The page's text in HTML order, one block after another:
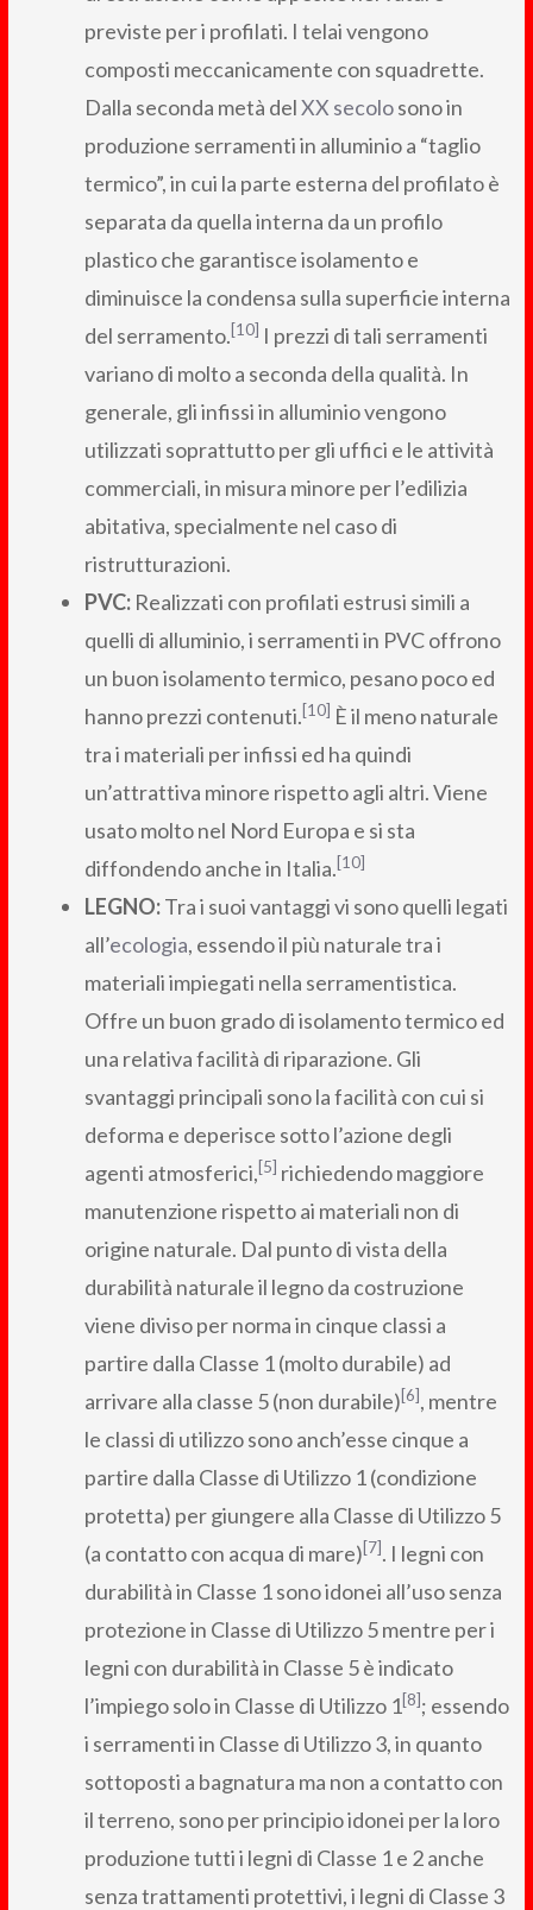
previste per i profilati. I telai vengono
composti meccanicamente con squadrette.
Dalla seconda metà delXX secolosono in
produzione serramenti in alluminio a “taglio
termico”, in cui la parte esterna del profilato è
separata da quella interna da un profilo
plastico che garantisce isolamento e
diminuisce la condensa sulla superficie interna
del serramento.[10] I prezzi di tali serramenti
variano di molto a seconda della qualità. In
generale, gli infissi in alluminio vengono
utilizzati soprattutto per gli uffici e le attività
commerciali, in misura minore per l’edilizia
abitativa, specialmente nel caso di
ristrutturazioni.
PVC: Realizzati con profilati estrusi simili a
quelli di alluminio, i serramenti in PVC offrono
un buon isolamento termico, pesano poco ed
hanno prezzi contenuti.[10] È il meno naturale
tra i materiali per infissi ed ha quindi
un’attrattiva minore rispetto agli altri. Viene
usato molto nel Nord Europa e si sta
diffondendo anche in Italia.[10]
LEGNO:Tra i suoi vantaggi vi sono quelli legati
all’ecologia, essendo il più naturale tra i
materiali impiegati nella serramentistica.
Offre un buon grado di isolamento termico ed
una relativa facilità di riparazione. Gli
svantaggi principali sono la facilità con cui si
deforma e deperisce sotto l’azione degli
agenti atmosferici,[5] richiedendo maggiore
manutenzione rispetto ai materiali non di
origine naturale. Dal punto di vista della
durabilità naturale il legno da costruzione
viene diviso per norma in cinque classi a
partire dalla Classe 1 (molto durabile) ad
arrivare alla classe 5 (non durabile)[6], mentre
le classi di utilizzo sono anch’esse cinque a
partire dalla Classe di Utilizzo 1 (condizione
protetta) per giungere alla Classe di Utilizzo 5
(a contatto con acqua di mare)[7]. I legni con
durabilità in Classe 1 sono idonei all’uso senza
protezione in Classe di Utilizzo 5 mentre per i
legni con durabilità in Classe 5 è indicato
l’impiego solo in Classe di Utilizzo 1[8]; essendo
i serramenti in Classe di Utilizzo 3, in quanto
sottoposti a bagnatura ma non a contatto con
il terreno, sono per principio idonei per la loro
produzione tutti i legni di Classe 1 e 2 anche
senza trattamenti protettivi, i legni di Classe 3